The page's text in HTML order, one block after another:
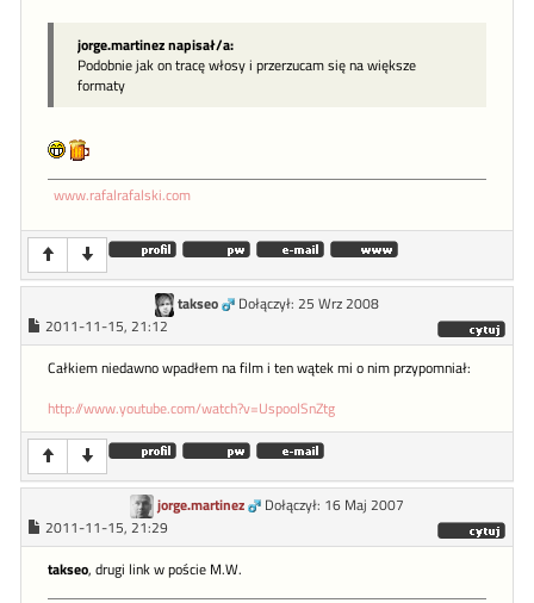
jorge.martinez napisał/a:
Podobnie jak on tracę włosy i przerzucam się na większe
formaty
www.rafalrafalski.com
takseo
Dołączył: 25 Wrz 2008
2011-11-15, 21:12
Całkiem niedawno wpadłem na film i ten wątek mi o nim przypomniał:
http://www.youtube.com/watch?v=UspoolSnZtg
jorge.martinez
Dołączył: 16 Maj 2007
2011-11-15, 21:29
takseo, drugi link w poście M.W.